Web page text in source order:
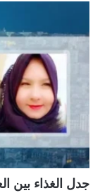
جدل الغذاء بين